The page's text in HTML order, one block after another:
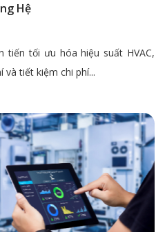
Hệ
tiến tối ưu hóa hiệu suất HVAC,
tiết kiệm chi phí...